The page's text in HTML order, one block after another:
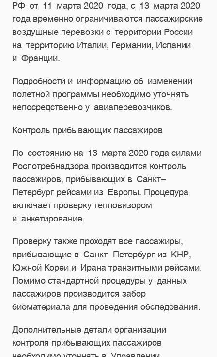
РФ от 11 марта 2020 года, с 13 марта 2020
года временно ограничиваются пассажирские
воздушные перевозки с территории России
на территорию Италии, Германии, Испании
и Франции.
Подробности и информацию об изменении
полетной программы необходимо уточнять
непосредственно у авиаперевозчиков.
Контроль прибывающих пассажиров
По состоянию на 13 марта 2020 года силами
Роспотребнадзора производится контроль
пассажиров, прибывающих в Санкт-
Петербург рейсами из Европы. Процедура
включает проверку тепловизором
и анкетирование.
Проверку также проходят все пассажиры,
прибывающие в Санкт-Петербург из КНР,
Южной Кореи и Ирана транзитными рейсами.
Помимо стандартной процедуры у данных
пассажиров производится забор
биоматериала для проведения обследования.
Дополнительные детали организации
контроля прибывающих пассажиров